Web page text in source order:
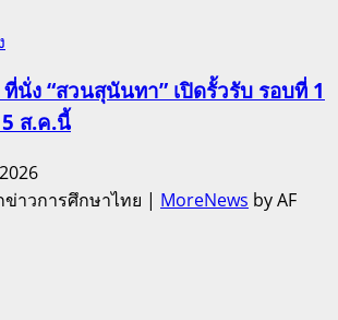
นั่ง “สวนสุนันทา” เปิดรั้วรับ รอบที่ 1
ส.ค.นี้
าวการศึกษาไทย | MoreNews by AF